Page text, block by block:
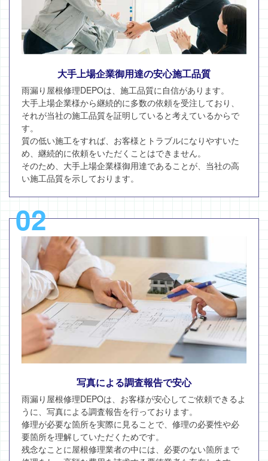
大手上場企業御用達の安心施工品質
雨漏り屋根修理DEPOは、施工品質に自信があります。
大手上場企業様から継続的に多数の依頼を受注しており、
それが当社の施工品質を証明していると考えているからで
す。
質の低い施工をすれば、お客様とトラブルになりやすいた
め、継続的に依頼をいただくことはできません。
そのため、大手上場企業様御用達であることが、当社の高
い施工品質を示しております。
02
写真による調査報告で安心
雨漏り屋根修理DEPOは、お客様が安心してご依頼できるよ
うに、写真による調査報告を行っております。
修理が必要な箇所を実際に見ることで、修理の必要性や必
要箇所を理解していただくためです。
残念なことに屋根修理業者の中には、必要のない箇所まで